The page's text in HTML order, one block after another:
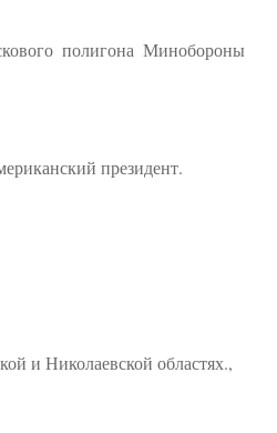
полигона Минобороны
президент.
и Николаевской областях.,